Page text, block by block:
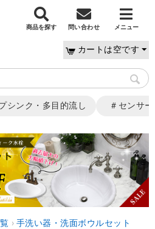
商品を探す 問い合わせ メニュー
カートは空です
シンク・多目的流し ＃センサ
› 手洗い器・洗面ボウルセット